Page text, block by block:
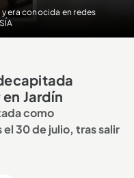
y era conocida en redes
Jardín
como
30 de julio, tras salir